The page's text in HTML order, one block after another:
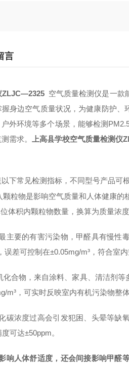
言
ZLJC—2325 空气质量检测仪是一款
身边空气质量状况，为健康防护
外环境等多个场景，能够检测
需求。
上高县学校空气质量检测仪
下常见检测指标，不同型号产品可
颗粒物是影响空气质量和人体健康的
体积内颗粒物数量，换算为质量浓
主要的有害污染物，甲醛具有慢性
误差可控制在±0.05mg/m³，符合室内
化合物，来自涂料、家具、清洁剂
m³，可实时反映室内有机污染物整体
碳浓度过高会引发犯困、头晕等缺
度可达±50ppm。
响人体舒适度，还会间接影响甲醛